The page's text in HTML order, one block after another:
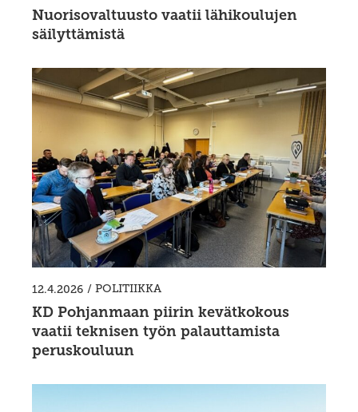
Nuorisovaltuusto vaatii lähikoulujen
säilyttämistä
12.4.2026 / POLITIIKKA
KD Pohjanmaan piirin kevätkokous
vaatii teknisen työn palauttamista
peruskouluun